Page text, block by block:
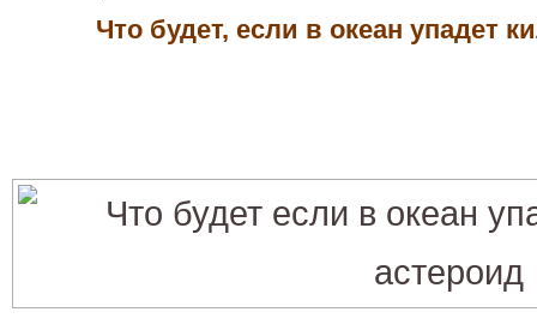
Что будет, если в океан упадет